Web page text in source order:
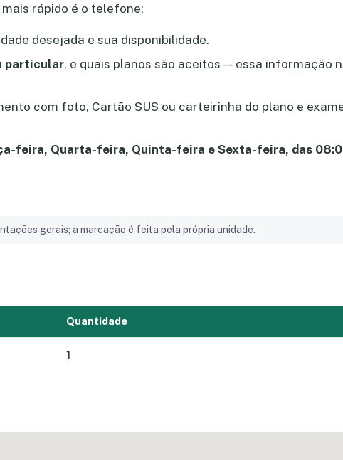
rápido é o telefone:
desejada e sua disponibilidade.
particular, e quais planos são aceitos — essa informação
com foto, Cartão SUS ou carteirinha do plano e
feira, Quarta-feira, Quinta-feira e Sexta-feira, das
gerais; a marcação é feita pela própria unidade.
Quantidade
1